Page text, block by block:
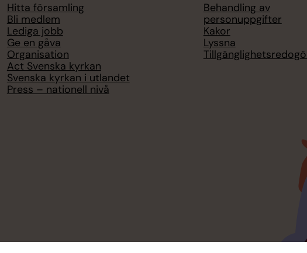
Hitta församling
Bli medlem
Lediga jobb
Ge en gåva
Organisation
Act Svenska kyrkan
Svenska kyrkan i utlandet
Press – nationell nivå
Behandling av
personuppgifter
Kakor
Lyssna